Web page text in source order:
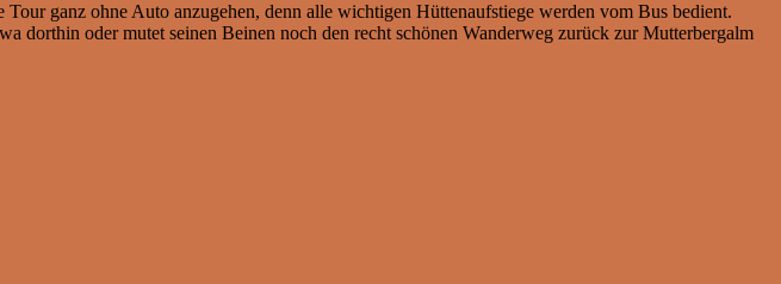
ganz ohne Auto anzugehen, denn alle wichtigen Hüttenaufstiege werden vom Bus bedient.
dorthin oder mutet seinen Beinen noch den recht schönen Wanderweg zurück zur Mutterbergalm